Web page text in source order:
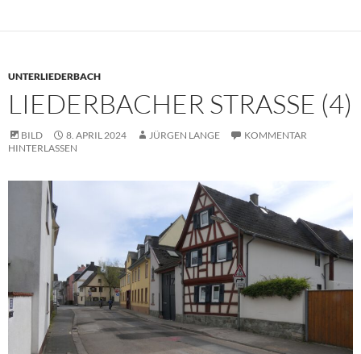
UNTERLIEDERBACH
LIEDERBACHER STRASSE (4)
BILD 8. APRIL 2024 JÜRGEN LANGE
KOMMENTAR
HINTERLASSEN